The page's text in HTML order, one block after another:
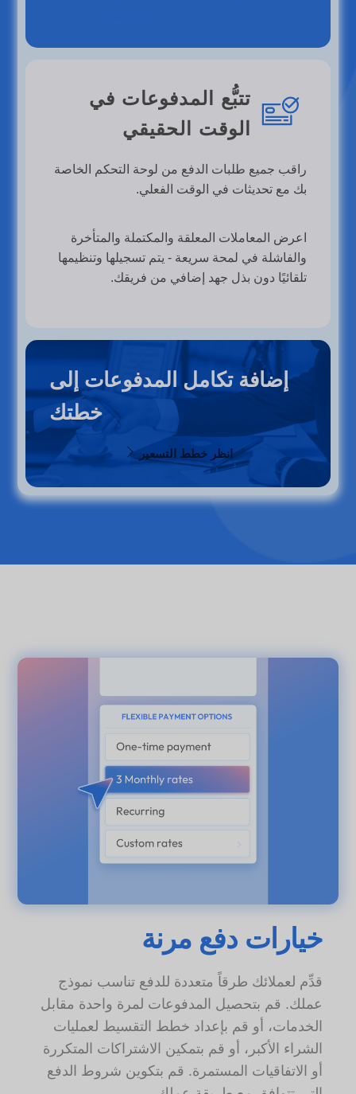
تتبُّع المدفوعات في
الوقت الحقيقي
راقب جميع طلبات الدفع من لوحة التحكم الخاصة
بك مع تحديثات في الوقت الفعلي.
اعرض المعاملات المعلقة والمكتملة والمتأخرة
والفاشلة في لمحة سريعة - يتم تسجيلها وتنظيمها
تلقائيًا دون بذل جهد إضافي من فريقك.
إضافة تكامل المدفوعات إلى
خطتك
انظر خطط التسعير
خيارات دفع مرنة
قدِّم لعملائك طرقاً متعددة للدفع تناسب نموذج
عملك. قم بتحصيل المدفوعات لمرة واحدة مقابل
الخدمات، أو قم بإعداد خطط التقسيط لعمليات
الشراء الأكبر، أو قم بتمكين الاشتراكات المتكررة
أو الاتفاقيات المستمرة. قم بتكوين شروط الدفع